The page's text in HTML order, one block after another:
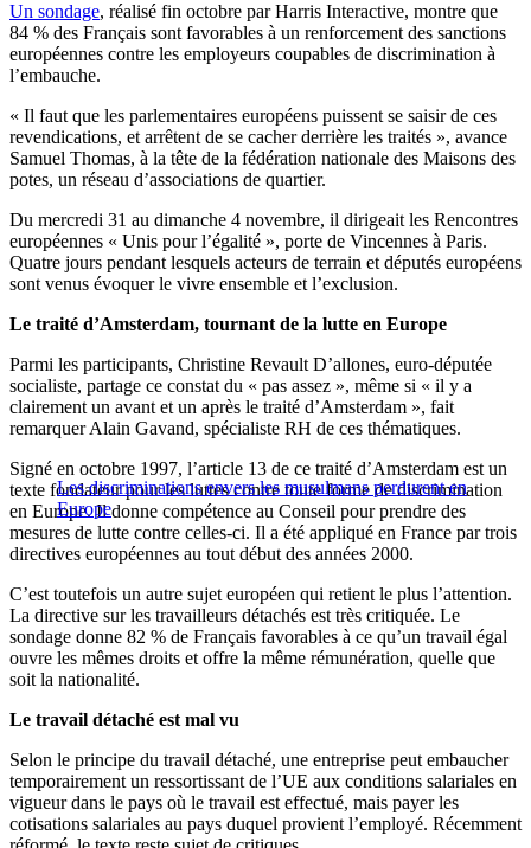
Un sondage, réalisé fin octobre par Harris Interactive, montre que
84 % des Français sont favorables à un renforcement des sanctions
européennes contre les employeurs coupables de discrimination à
l’embauche.
« Il faut que les parlementaires européens puissent se saisir de ces
revendications, et arrêtent de se cacher derrière les traités », avance
Samuel Thomas, à la tête de la fédération nationale des Maisons des
potes, un réseau d’associations de quartier.
Du mercredi 31 au dimanche 4 novembre, il dirigeait les Rencontres
européennes « Unis pour l’égalité », porte de Vincennes à Paris.
Quatre jours pendant lesquels acteurs de terrain et députés européens
sont venus évoquer le vivre ensemble et l’exclusion.
Le traité d’Amsterdam, tournant de la lutte en Europe
Parmi les participants, Christine Revault D’allones, euro-députée
socialiste, partage ce constat du « pas assez », même si « il y a
clairement un avant et un après le traité d’Amsterdam », fait
remarquer Alain Gavand, spécialiste RH de ces thématiques.
Les discriminations envers les musulmans perdurent en
Europe
Signé en octobre 1997, l’article 13 de ce traité d’Amsterdam est un
texte fondateur pour les luttes contre toute forme de discrimination
en Europe. Il donne compétence au Conseil pour prendre des
mesures de lutte contre celles-ci. Il a été appliqué en France par trois
directives européennes au tout début des années 2000.
C’est toutefois un autre sujet européen qui retient le plus l’attention.
La directive sur les travailleurs détachés est très critiquée. Le
sondage donne 82 % de Français favorables à ce qu’un travail égal
ouvre les mêmes droits et offre la même rémunération, quelle que
soit la nationalité.
Le travail détaché est mal vu
Selon le principe du travail détaché, une entreprise peut embaucher
temporairement un ressortissant de l’UE aux conditions salariales en
vigueur dans le pays où le travail est effectué, mais payer les
cotisations salariales au pays duquel provient l’employé. Récemment